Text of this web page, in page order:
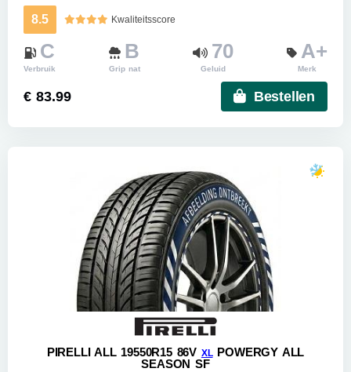
8.5 Kwaliteitsscore
C
Verbruik
B
Grip nat
70
Geluid
A+
Merk
€ 83.99 Bestellen
PIRELLI ALL 19550R15 86V XLPOWERGY ALL
SEASON SF